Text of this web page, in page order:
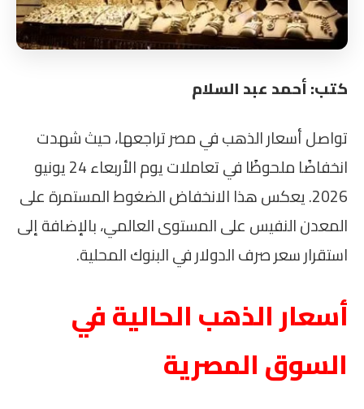
كتب: أحمد عبد السلام
تواصل أسعار الذهب في مصر تراجعها، حيث شهدت
انخفاضًا ملحوظًا في تعاملات يوم الأربعاء 24 يونيو
2026. يعكس هذا الانخفاض الضغوط المستمرة على
المعدن النفيس على المستوى العالمي، بالإضافة إلى
استقرار سعر صرف الدولار في البنوك المحلية.
أسعار الذهب الحالية في
السوق المصرية